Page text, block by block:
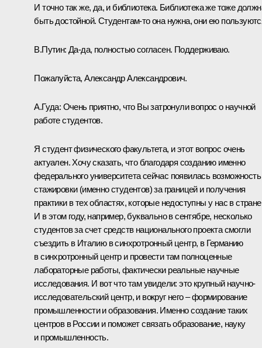
И точно так же, да, и библиотека. Библиотека же тоже
быть достойной. Студентам‑то она нужна, они ею
В.Путин: Да-да, полностью согласен. Поддерживаю.
Пожалуйста, Александр Александрович.
А.Гуда: Очень приятно, что Вы затронули вопрос о научной
работе студентов.
Я студент физического факультета, и этот вопрос очень
актуален. Хочу сказать, что благодаря созданию именно
федерального университета сейчас появилась возможность
стажировки (именно студентов) за границей и получения
практики в тех областях, которые недоступны у нас в
И в этом году, например, буквально в сентябре, несколько
студентов за счет средств национального проекта смогли
съездить в Италию в синхротронный центр, в Германию
в синхротронный центр и провести там полноценные
лабораторные работы, фактически реальные научные
исследования. И вот что там увидели: это крупный научно-
исследовательский центр, и вокруг него – формирование
промышленности и образования. Именно создание таких
центров в России и поможет связать образование, науку
и промышленность.